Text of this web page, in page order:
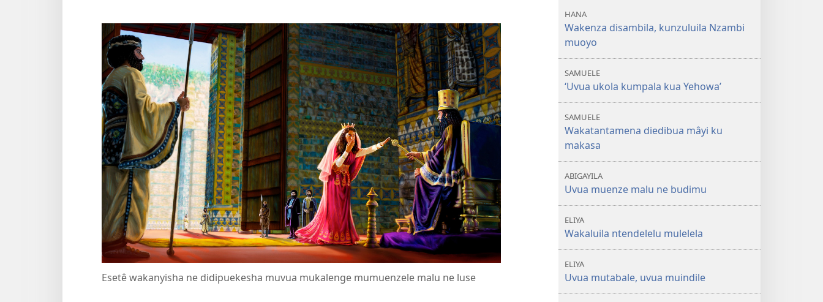
Esetê wakanyisha ne didipuekesha muvua mukalenge mumuenzele malu ne luse
HANA
Wakenza disambila, kunzuluila Nzambi
muoyo
SAMUELE
‘Uvua ukola kumpala kua Yehowa’
SAMUELE
Wakatantamena diedibua mâyi ku
makasa
ABIGAYILA
Uvua muenze malu ne budimu
ELIYA
Wakaluila ntendelelu mulelela
ELIYA
Uvua mutabale, uvua muindile